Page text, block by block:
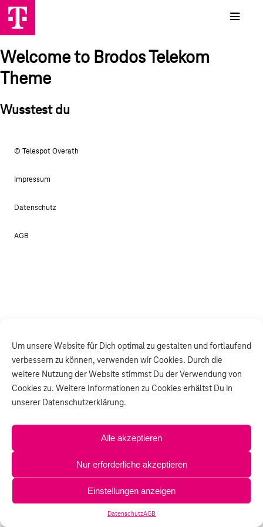
Um unsere Website für Dich optimal zu gestalten und fortlaufend
verbessern zu können, verwenden wir Cookies. Durch die
weitere Nutzung der Website stimmst Du der Verwendung von
Cookies zu. Weitere Informationen zu Cookies erhältst Du in
unserer Datenschutzerklärung.
Alle akzeptieren
Nur erforderliche akzeptieren
Einstellungen anzeigen
DatenschutzAGB
Welcome to Brodos Telekom
Theme
Wusstest du
© Telespot Overath
Impressum
Datenschutz
AGB